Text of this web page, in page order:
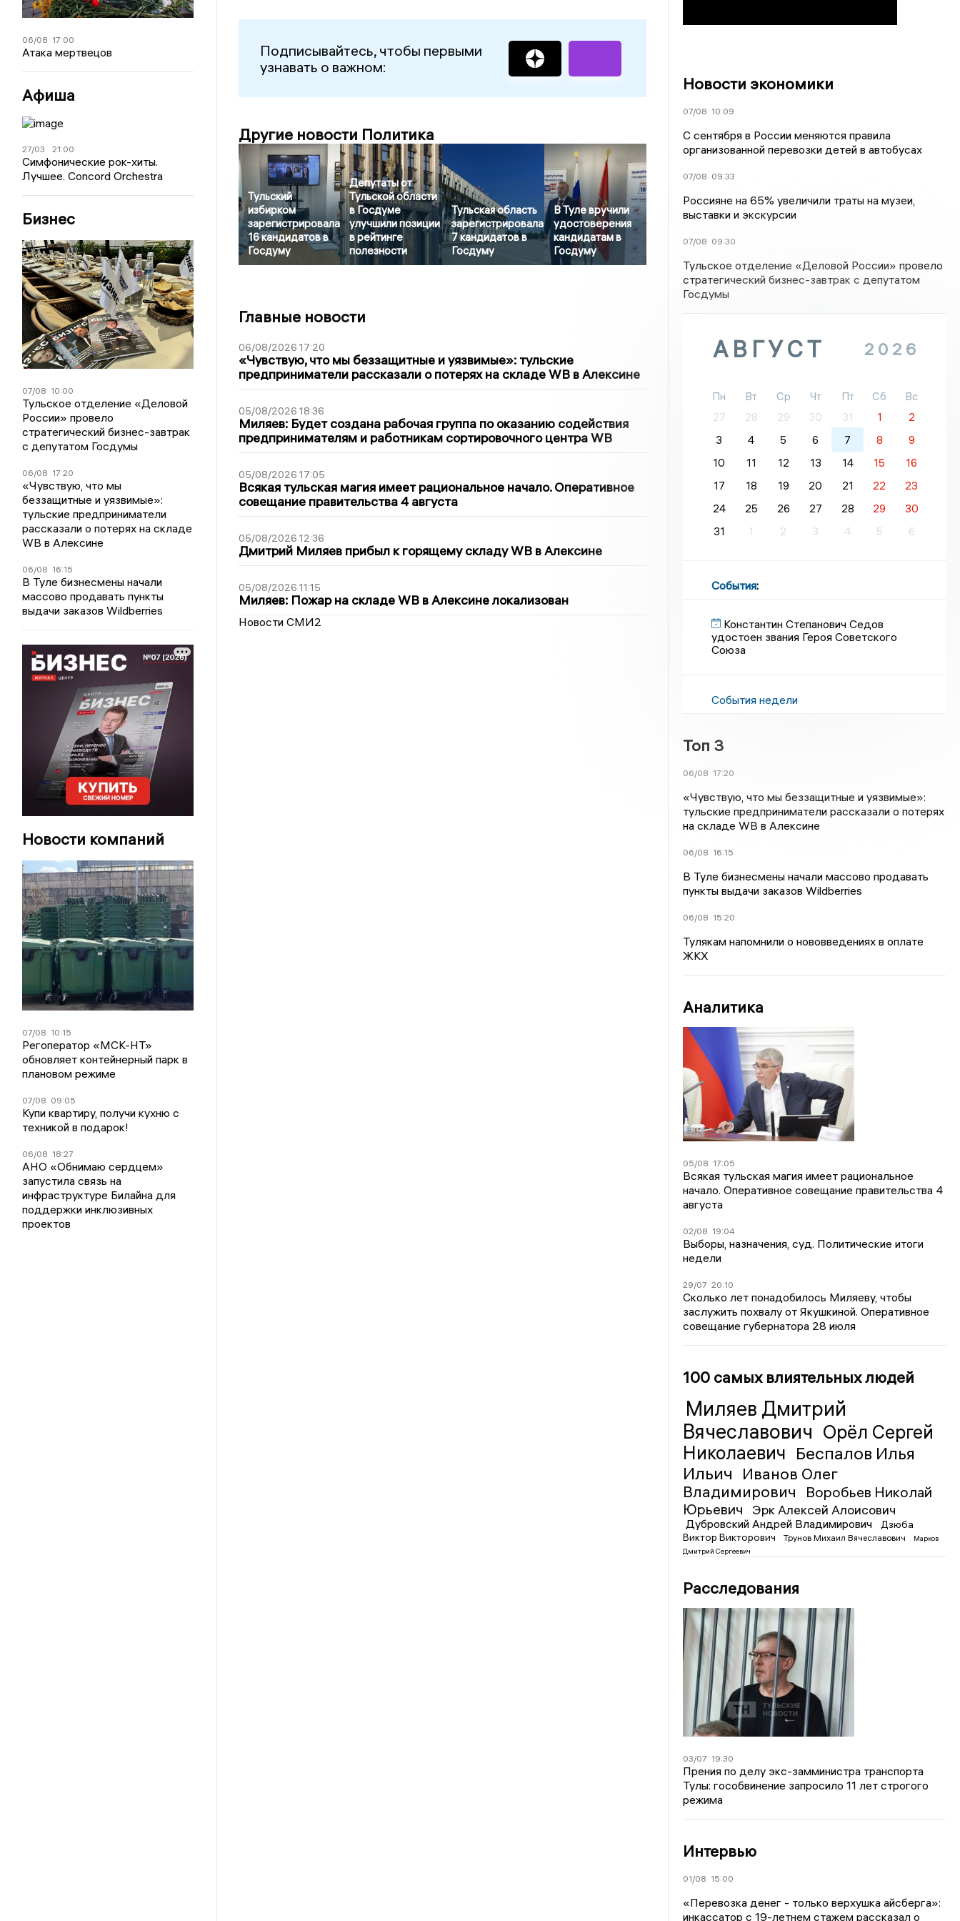
06/08 17:00
Атака мертвецов
Афиша
27/03 21:00
Симфонические рок-хиты.
Лучшее. Concord Orchestra
Бизнес
07/08 10:00
Тульское отделение «Деловой
России» провело
стратегический бизнес-завтрак
с депутатом Госдумы
06/08 17:20
«Чувствую, что мы
беззащитные и уязвимые»:
тульские предприниматели
рассказали о потерях на складе
WB в Алексине
06/08 16:15
В Туле бизнесмены начали
массово продавать пункты
выдачи заказов Wildberries
Новости компаний
07/08 10:15
Регоператор «МСК-НТ»
обновляет контейнерный парк в
плановом режиме
07/08 09:05
Купи квартиру, получи кухню с
техникой в подарок!
06/08 18:27
АНО «Обнимаю сердцем»
запустила связь на
инфраструктуре Билайна для
поддержки инклюзивных
проектов
Подписывайтесь, чтобы первыми
узнавать о важном:
Другие новости Политика
Тульский
избирком
зарегистрировала
16 кандидатов в
Госдуму
Депутаты от
Тульской области
в Госдуме
улучшили позиции
в рейтинге
полезности
Тульская область
зарегистрировала
7 кандидатов в
Госдуму
В Туле вручили
удостоверения
кандидатам в
Госдуму
Главные новости
06/08/2026 17:20
«Чувствую, что мы беззащитные и уязвимые»: тульские
предприниматели рассказали о потерях на складе WB в Алексине
05/08/2026 18:36
Миляев: Будет создана рабочая группа по оказанию содействия
предпринимателям и работникам сортировочного центра WB
05/08/2026 17:05
Всякая тульская магия имеет рациональное начало. Оперативное
совещание правительства 4 августа
05/08/2026 12:36
Дмитрий Миляев прибыл к горящему складу WB в Алексине
05/08/2026 11:15
Миляев: Пожар на складе WB в Алексине локализован
Новости СМИ2
Новости экономики
07/08 10:09
С сентября в России меняются правила
организованной перевозки детей в автобусах
07/08 09:33
Россияне на 65% увеличили траты на музеи,
выставки и экскурсии
07/08 09:30
Тульское отделение «Деловой России» провело
стратегический бизнес-завтрак с депутатом
Госдумы
АВГУСТ 2026
Пн Вт Ср Чт Пт Сб
Вс
27
28 29 30 31 1
2
3
4 5 6 7 8
9
10
11 12 13 14 15
16
17
18 19 20 21 22
23
24
25 26 27 28 29
30
31
1 2 3 4 5 6
События:
Константин Степанович Седов
удостоен звания Героя Советского
Союза
События недели
Топ 3
06/08 17:20
«Чувствую, что мы беззащитные и уязвимые»:
тульские предприниматели рассказали о потерях
на складе WB в Алексине
06/08 16:15
В Туле бизнесмены начали массово продавать
пункты выдачи заказов Wildberries
06/08 15:20
Тулякам напомнили о нововведениях в оплате
ЖКХ
Аналитика
05/08 17:05
Всякая тульская магия имеет рациональное
начало. Оперативное совещание правительства 4
августа
02/08 19:04
Выборы, назначения, суд. Политические итоги
недели
29/07 20:10
Сколько лет понадобилось Миляеву, чтобы
заслужить похвалу от Якушкиной. Оперативное
совещание губернатора 28 июля
100 самых влиятельных людей
Миляев Дмитрий
Вячеславович Орёл Сергей
Николаевич Беспалов Илья
Ильич
Иванов Олег
Владимирович
Воробьев Николай
Юрьевич
Эрк Алексей Алоисович
Дубровский Андрей Владимирович
Дзюба
Виктор Викторович
Трунов Михаил Вячеславович
Марков
Дмитрий Сергеевич
Расследования
03/07 19:30
Прения по делу экс-замминистра транспорта
Тулы: гособвинение запросило 11 лет строгого
режима
Интервью
01/08 15:00
«Перевозка денег - только верхушка айсберга»:
инкассатор с 19-летнем стажем рассказал о